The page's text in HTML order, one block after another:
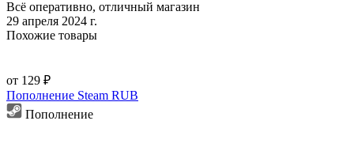
Всё оперативно, отличный магазин
29 апреля 2024 г.
Похожие товары
от 129 ₽
Пополнение Steam RUB
Пополнение